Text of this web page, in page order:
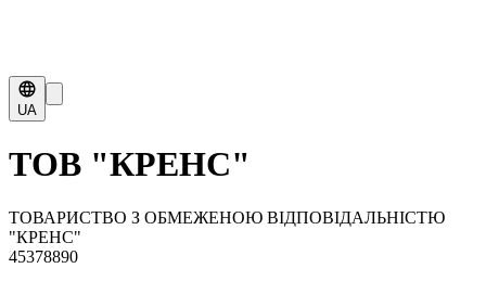
UA
ТОВ "КРЕНС"
ТОВАРИСТВО З ОБМЕЖЕНОЮ ВІДПОВІДАЛЬНІСТЮ
"КРЕНС"
45378890